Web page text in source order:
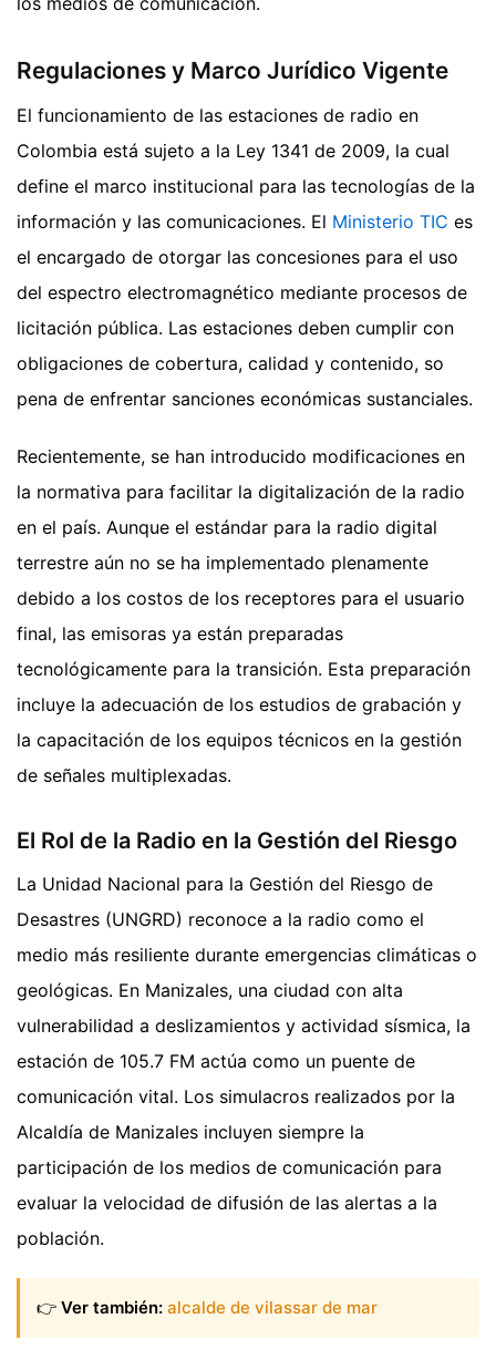
Regulaciones y Marco Jurídico Vigente
El funcionamiento de las estaciones de radio en
Colombia está sujeto a la Ley 1341 de 2009, la cual
define el marco institucional para las tecnologías de la
información y las comunicaciones. El Ministerio TIC es
el encargado de otorgar las concesiones para el uso
del espectro electromagnético mediante procesos de
licitación pública. Las estaciones deben cumplir con
obligaciones de cobertura, calidad y contenido, so
pena de enfrentar sanciones económicas sustanciales.
Recientemente, se han introducido modificaciones en
la normativa para facilitar la digitalización de la radio
en el país. Aunque el estándar para la radio digital
terrestre aún no se ha implementado plenamente
debido a los costos de los receptores para el usuario
final, las emisoras ya están preparadas
tecnológicamente para la transición. Esta preparación
incluye la adecuación de los estudios de grabación y
la capacitación de los equipos técnicos en la gestión
de señales multiplexadas.
El Rol de la Radio en la Gestión del Riesgo
La Unidad Nacional para la Gestión del Riesgo de
Desastres (UNGRD) reconoce a la radio como el
medio más resiliente durante emergencias climáticas o
geológicas. En Manizales, una ciudad con alta
vulnerabilidad a deslizamientos y actividad sísmica, la
estación de 105.7 FM actúa como un puente de
comunicación vital. Los simulacros realizados por la
Alcaldía de Manizales incluyen siempre la
participación de los medios de comunicación para
evaluar la velocidad de difusión de las alertas a la
población.
👉 Ver también: alcalde de vilassar de mar